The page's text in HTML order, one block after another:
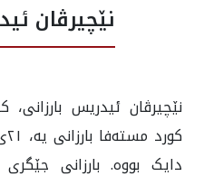
نێچیرڤان
نێچیرڤان ئیدریس
دایک بووە. بارزانی